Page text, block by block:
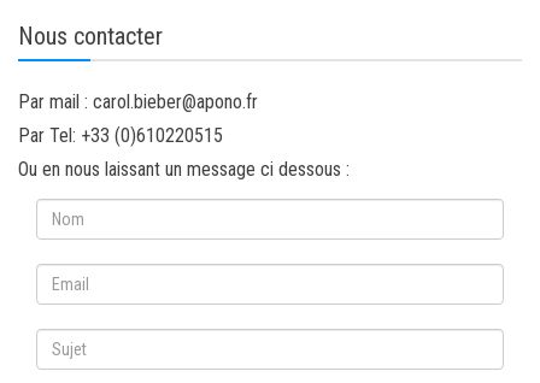
Nous contacter
Par mail : carol.bieber@apono.fr
Par Tel: +33 (0)610220515
Ou en nous laissant un message ci dessous :